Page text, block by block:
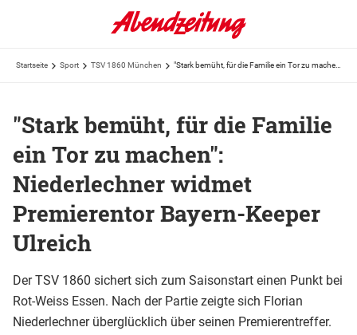
Startseite Sport TSV 1860 München
"Stark bemüht, für die Familie
ein Tor zu machen":
Niederlechner widmet
Premierentor Bayern-Keeper
Ulreich
Der TSV 1860 sichert sich zum Saisonstart einen Punkt bei
Rot-Weiss Essen. Nach der Partie zeigte sich Florian
Niederlechner überglücklich über seinen Premierentreffer.